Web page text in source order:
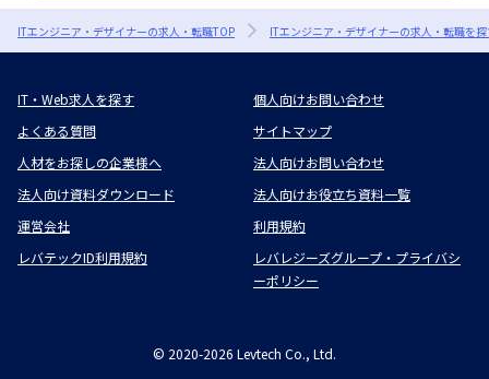
ITエンジニア・デザイナーの求人・転職TOP ITエンジニア・デザイナーの求人・転職を
IT・Web求人を探す
個人向けお問い合わせ
よくある質問
サイトマップ
人材をお探しの企業様へ
法人向けお問い合わせ
法人向け資料ダウンロード
法人向けお役立ち資料一覧
運営会社
利用規約
レバテックID利用規約
レバレジーズグループ・プライバシ
ーポリシー
© 2020-2026 Levtech Co., Ltd.